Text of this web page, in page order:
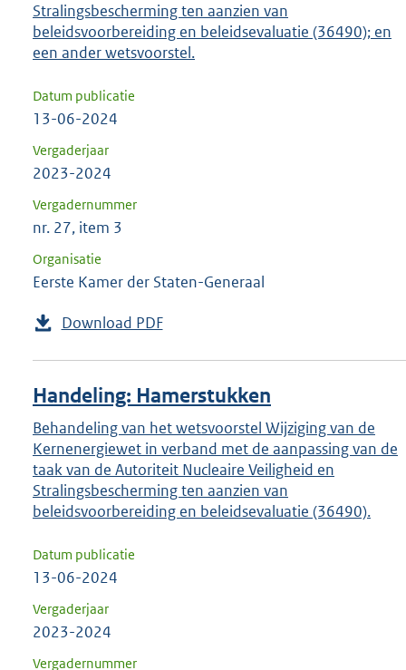
bevestigen.
Stralingsbescherming ten aanzien van
beleidsvoorbereiding en beleidsevaluatie (36490); en
een ander wetsvoorstel.
Datum publicatie
13-06-2024
Vergaderjaar
2023-2024
Vergadernummer
nr. 27, item 3
Organisatie
Eerste Kamer der Staten-Generaal
Download PDF
Handeling: Hamerstukken
Behandeling van het wetsvoorstel Wijziging van de
Kernenergiewet in verband met de aanpassing van de
taak van de Autoriteit Nucleaire Veiligheid en
Stralingsbescherming ten aanzien van
beleidsvoorbereiding en beleidsevaluatie (36490).
Datum publicatie
13-06-2024
Vergaderjaar
2023-2024
Vergadernummer